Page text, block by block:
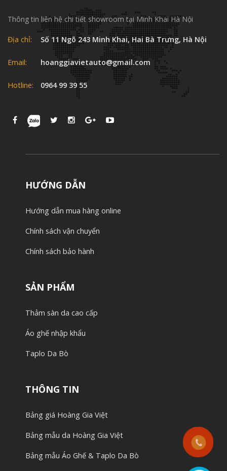
Thông tin liên hệ chi tiết showroom tại Minh Khai Hà Nội
Địa chỉ: Số 11 Ngõ 243 Minh Khai, Hai Bà Trưng, Hà Nội
Email: hoanggiavietauto@gmail.com
Hotline: 0964 99 39 55
HƯỚNG DẪN
Hướng dẫn mua hàng online
Chính sách vận chuyển
Chính sách bảo hành
SẢN PHẨM
Thảm sàn da cao cấp
Áo ghế nhập khẩu
Taplo Da Bò
THÔNG TIN
Bảng giá Hoàng Gia Việt
Bảng mẫu da Hoàng Gia Việt
Bảng mẫu Áo Ghế & Taplo Da Bò